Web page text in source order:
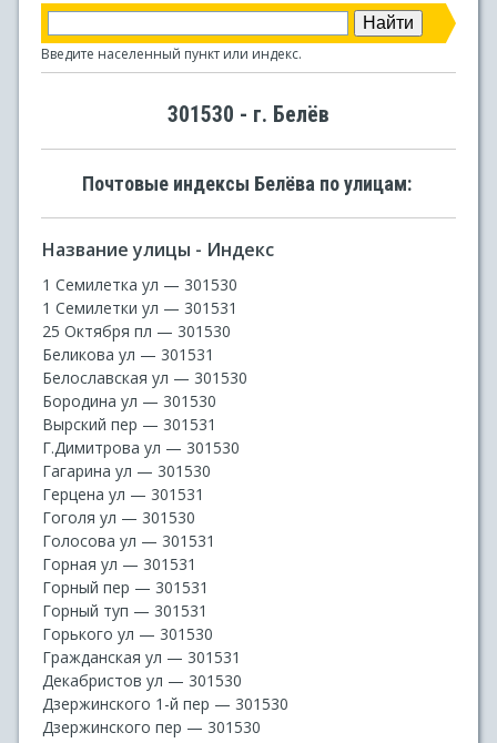
Введите населенный пункт или индекс.
301530 - г. Белёв
Почтовые индексы Белёва по улицам:
Название улицы - Индекс
1 Семилетка ул — 301530
1 Семилетки ул — 301531
25 Октября пл — 301530
Беликова ул — 301531
Белославская ул — 301530
Бородина ул — 301530
Вырский пер — 301531
Г.Димитрова ул — 301530
Гагарина ул — 301530
Герцена ул — 301531
Гоголя ул — 301530
Голосова ул — 301531
Горная ул — 301531
Горный пер — 301531
Горный туп — 301531
Горького ул — 301530
Гражданская ул — 301531
Декабристов ул — 301530
Дзержинского 1-й пер — 301530
Дзержинского пер — 301530